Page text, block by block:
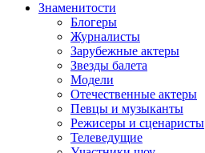
Знаменитости
Блогеры
Журналисты
Зарубежные актеры
Звезды балета
Модели
Отечественные актеры
Певцы и музыканты
Режисеры и сценаристы
Телеведущие